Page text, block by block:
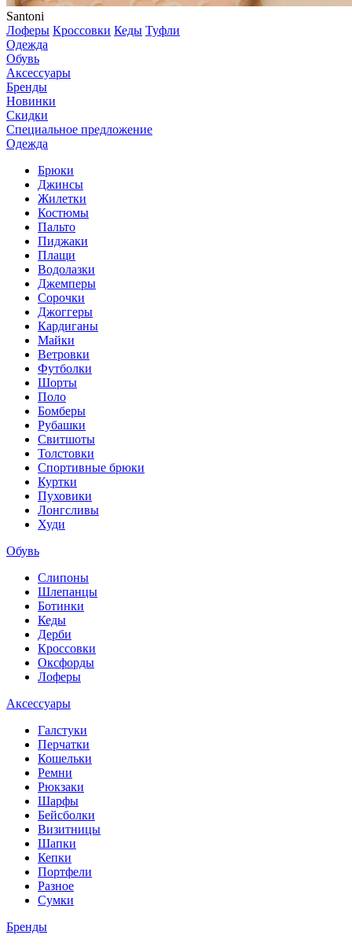
Santoni
Лоферы Кроссовки Кеды Туфли
Одежда
Обувь
Аксессуары
Бренды
Новинки
Скидки
Специальное предложение
Одежда
Брюки
Джинсы
Жилетки
Костюмы
Пальто
Пиджаки
Плащи
Водолазки
Джемперы
Сорочки
Джоггеры
Кардиганы
Майки
Ветровки
Футболки
Шорты
Поло
Бомберы
Рубашки
Свитшоты
Толстовки
Спортивные брюки
Куртки
Пуховики
Лонгсливы
Худи
Обувь
Слипоны
Шлепанцы
Ботинки
Кеды
Дерби
Кроссовки
Оксфорды
Лоферы
Аксессуары
Галстуки
Перчатки
Кошельки
Ремни
Рюкзаки
Шарфы
Бейсболки
Визитницы
Шапки
Кепки
Портфели
Разное
Сумки
Бренды